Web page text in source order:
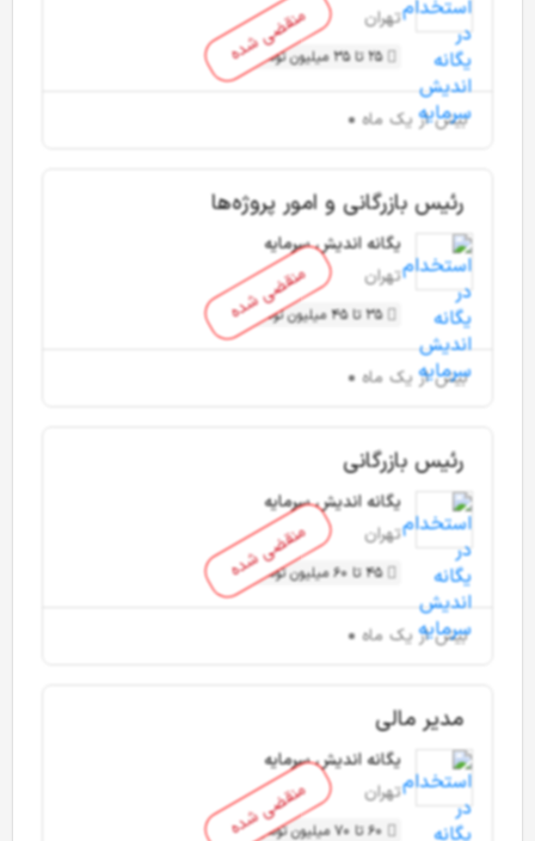
منقضی شده
تهران
25 تا 35 میلیون تومان
بیش از یک ماه
منقضی شده
رئیس بازرگانی و امور پروژه‌ها
یگانه اندیش سرمایه
تهران
35 تا 45 میلیون تومان
بیش از یک ماه
منقضی شده
رئیس بازرگانی
یگانه اندیش سرمایه
تهران
45 تا 60 میلیون تومان
بیش از یک ماه
منقضی شده
مدیر مالی
یگانه اندیش سرمایه
تهران
60 تا 70 میلیون تومان